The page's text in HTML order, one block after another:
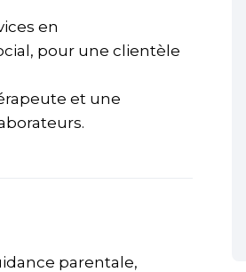
en
pour une clientèle
et une
parentale,